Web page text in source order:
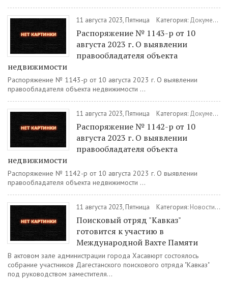
11 августа 2023, Пятница Категория: Документы
Распоряжение № 1143-р от 10
августа 2023 г. О выявлении
правообладателя объекта
недвижимости
Распоряжение № 1143-р от 10 августа 2023 г. О выявлении
правообладателя объекта недвижимости ...
11 августа 2023, Пятница Категория: Документы
Распоряжение № 1142-р от 10
августа 2023 г. О выявлении
правообладателя объекта
недвижимости
Распоряжение № 1142-р от 10 августа 2023 г. О выявлении
правообладателя объекта недвижимости ...
11 августа 2023, Пятница Категория: Новости/
Поисковый отряд "Кавказ"
готовится к участию в
Международной Вахте Памяти
В актовом зале администрации города Хасавюрт состоялось
собрание участников Дагестанского поискового отряда "Кавказ"
под руководством заместителя...